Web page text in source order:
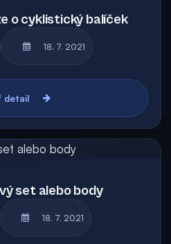
o cyklistický balíček
18. 7. 2021
detail
set alebo body
18. 7. 2021